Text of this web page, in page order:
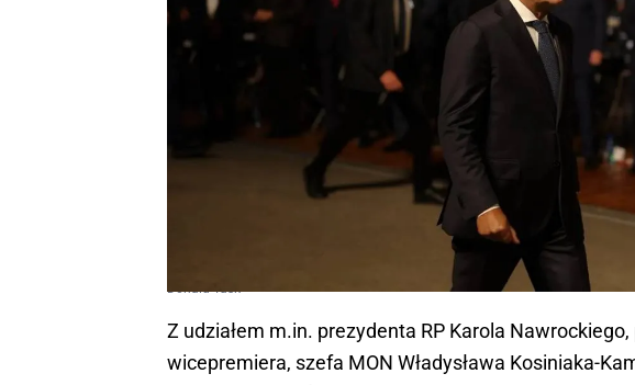
Donald Tusk
Z udziałem m.in. prezydenta RP Karola
wicepremiera, szefa MON Władysława Kosiniaka-